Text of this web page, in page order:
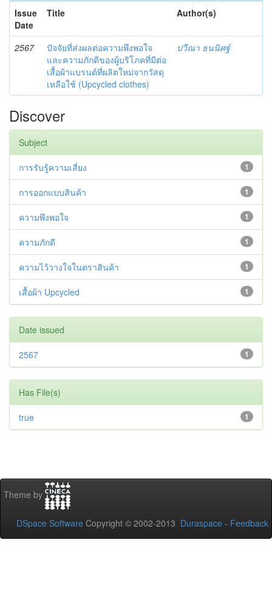
Issue
Date
Title Author(s)
2567
ปัจจัยที่ส่งผลต่อความพึงพอใจ
และความภักดีของผู้บริโภคที่มีต่อ
เสื้อผ้าแบรนด์ที่ผลิตใหม่จากวัสดุ
เหลือใช้ (Upcycled clothes)
ปวีณา ธนนิศฐ์
Discover
Subject
1
การรับรู้ความเสี่ยง
1
การออกแบบสินค้า
1
ความพึงพอใจ
1
ความภักดี
1
ความไว้วางใจในตราสินค้า
1
เสื้อผ้า Upcycled
Date issued
1
2567
Has File(s)
1
true
Theme by
DSpace Software Copyright © 2002-2013 Duraspace - Feedback